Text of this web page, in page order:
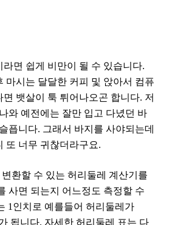
면 쉽게 비만이 될 수 있습니다.
마시는 달달한 커피 및 앉아서 컴퓨
뱃살이 툭 튀어나오곤 합니다. 저
와 예전에는 잘만 입고 다녔던 바
픕니다. 그래서 바지를 사야되는데
또 너무 귀찮더라구요.
환할 수 있는 허리둘레 계산기를
사면 되는지 어느정도 측정할 수
1인치로 예를들어 허리둘레가
됩니다. 자세한 허리둘레 표는 다